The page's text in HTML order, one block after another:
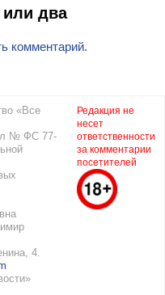
два
комментарий.
«Все
№ ФС 77-
4.
Редакция не
несет
ответственности
за комментарии
посетителей